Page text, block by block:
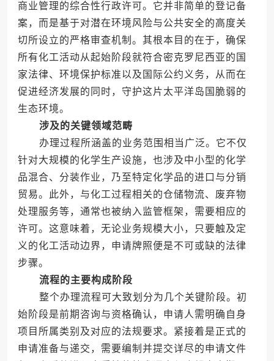
商业管理的综合性行政许可。它并非简单的登记备
案，而是基于对潜在环境风险与公共安全的高度关
切所设立的严格审查机制。其根本目的在于，确保
所有化工活动从起始阶段就符合密克罗尼西亚的国
家法律、环境保护标准以及国际公约义务，从而在
促进经济发展的同时，守护这片太平洋岛国脆弱的
生态环境。
涉及的关键领域范畴
办理过程所涵盖的业务范围相当广泛。它不仅
针对大规模的化学生产设施，也涉及中小型的化学
品混合、分装作业，乃至特定化学品的进口与分销
贸易。此外，与化工过程相关的仓储物流、废弃物
处理服务等，通常也被纳入监管框架，需要相应的
许可。这意味着，无论业务规模大小，只要触及定
义的化工活动边界，申请牌照便是不可或缺的法律
步骤。
流程的主要构成阶段
整个办理流程可大致划分为几个关键阶段。初
始阶段是前期咨询与资格确认，申请人需明确自身
项目所属类别及对应的法规要求。紧接着是正式的
申请准备与递交，需要编制并提交详尽的申请文件